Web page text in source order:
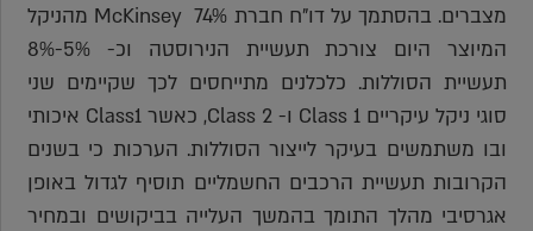
מצברים. בהסתמך על דו"ח חברת McKinsey 74% מהניקל
המיוצר היום צורכת תעשיית הנירוסטה וכ- 5%-8%
תעשיית הסוללות. כלכלנים מתייחסים לכך שקיימים שני
סוגי ניקל עיקריים Class 1 ו- Class 2, כאשר Class1 איכותי
ובו משתמשים בעיקר לייצור הסוללות. הערכות כי בשנים
הקרובות תעשיית הרכבים החשמליים תוסיף לגדול באופן
אגרסיבי מהלך התומך בהמשך העלייה בביקושים ובמחיר